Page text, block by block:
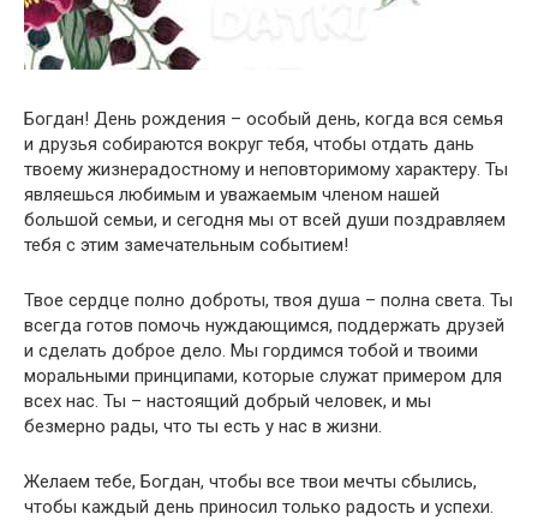
Богдан! День рождения – особый день, когда вся семья
и друзья собираются вокруг тебя, чтобы отдать дань
твоему жизнерадостному и неповторимому характеру. Ты
являешься любимым и уважаемым членом нашей
большой семьи, и сегодня мы от всей души поздравляем
тебя с этим замечательным событием!
Твое сердце полно доброты, твоя душа – полна света. Ты
всегда готов помочь нуждающимся, поддержать друзей
и сделать доброе дело. Мы гордимся тобой и твоими
моральными принципами, которые служат примером для
всех нас. Ты – настоящий добрый человек, и мы
безмерно рады, что ты есть у нас в жизни.
Желаем тебе, Богдан, чтобы все твои мечты сбылись,
чтобы каждый день приносил только радость и успехи.